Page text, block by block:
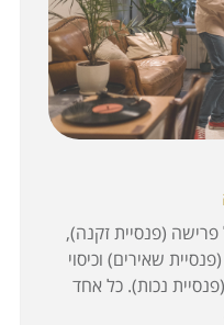
פרישה (פנסיית זקנה),
שאירים) וכיסוי
נכות). כל אחד